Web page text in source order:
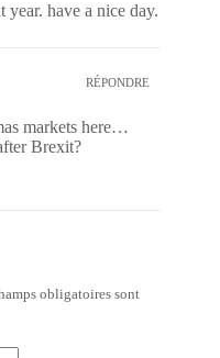
have a nice day.
RÉPONDRE
markets here…
Brexit?
obligatoires sont